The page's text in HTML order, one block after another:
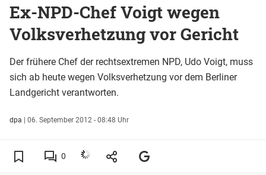
Ex-NPD-Chef Voigt wegen
Volksverhetzung vor Gericht
Der frühere Chef der rechtsextremen NPD, Udo Voigt, muss
sich ab heute wegen Volksverhetzung vor dem Berliner
Landgericht verantworten.
dpa | 06. September 2012 - 08:48 Uhr
0